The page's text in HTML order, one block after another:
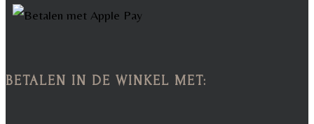
BETALEN IN DE WINKEL MET: